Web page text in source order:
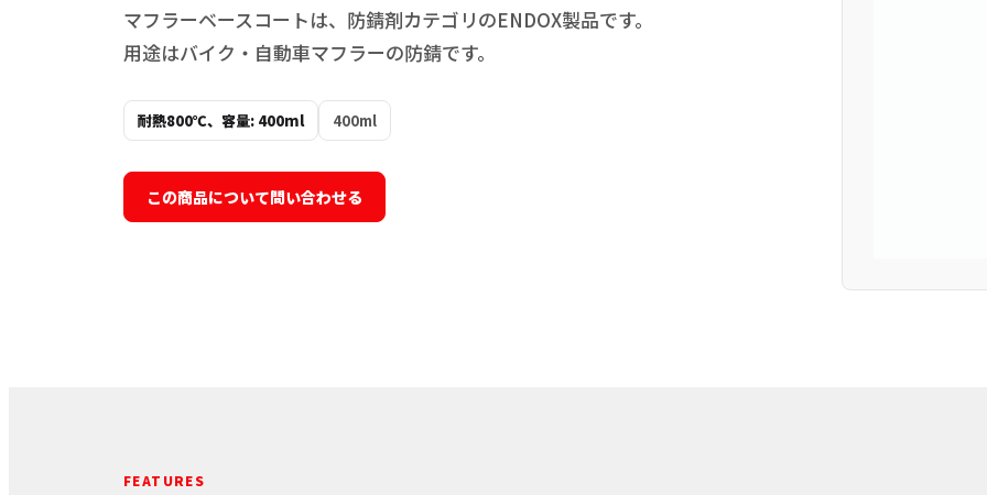
マフラーベースコートは、防錆剤カテゴリのENDOX製品です。
用途はバイク・自動車マフラーの防錆です。
耐熱800℃、容量: 400ml 400ml
この商品について問い合わせる
FEATURES